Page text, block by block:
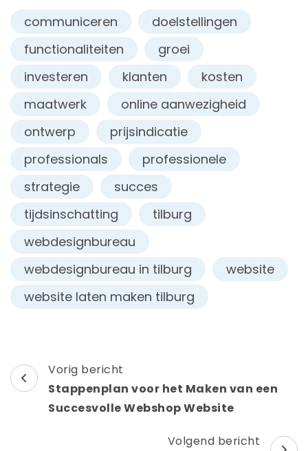
communiceren
doelstellingen
functionaliteiten
groei
investeren
klanten
kosten
maatwerk
online aanwezigheid
ontwerp
prijsindicatie
professionals
professionele
strategie
succes
tijdsinschatting
tilburg
webdesignbureau
webdesignbureau in tilburg
website
website laten maken tilburg
Berichtnavigatie
Vorig bericht
Stappenplan voor het Maken van een
Succesvolle Webshop Website
Volgend bericht